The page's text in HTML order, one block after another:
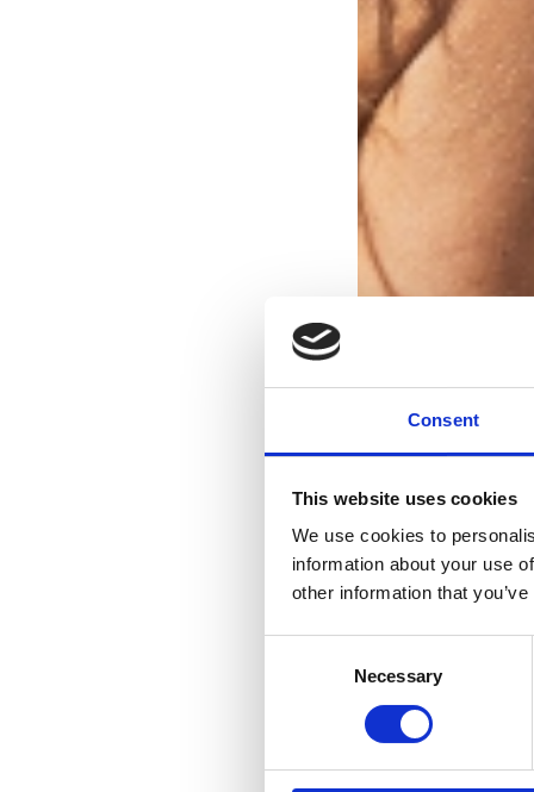
Consent
This website uses cookies
We use cookies to
information about your use
other information that
Necessary